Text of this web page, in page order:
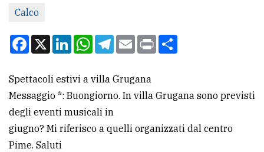
redazione
Per
la
tua
pubblicità
Calco
Facebook
X LinkedInWhatsApp
Telegram
EmailPrint
Spettacoli estivi a villa Grugana
Messaggio *: Buongiorno. In villa Grugana sono previsti
degli eventi musicali in
giugno? Mi riferisco a quelli organizzati dal centro
Pime. Saluti